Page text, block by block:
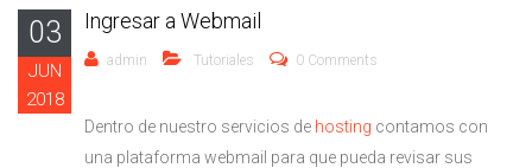
03
JUN
2018
Ingresar a Webmail
admin Tutoriales 0 Comments
Dentro de nuestro servicios de hosting contamos con
una plataforma webmail para que pueda revisar sus